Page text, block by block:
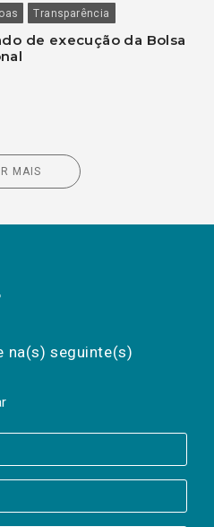
Transparência
de execução da Bolsa
MAIS
na(s) seguinte(s)